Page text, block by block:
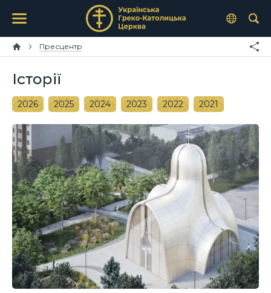
Пресцентр
Історії
2026 2025 2024 2023 2022 2021